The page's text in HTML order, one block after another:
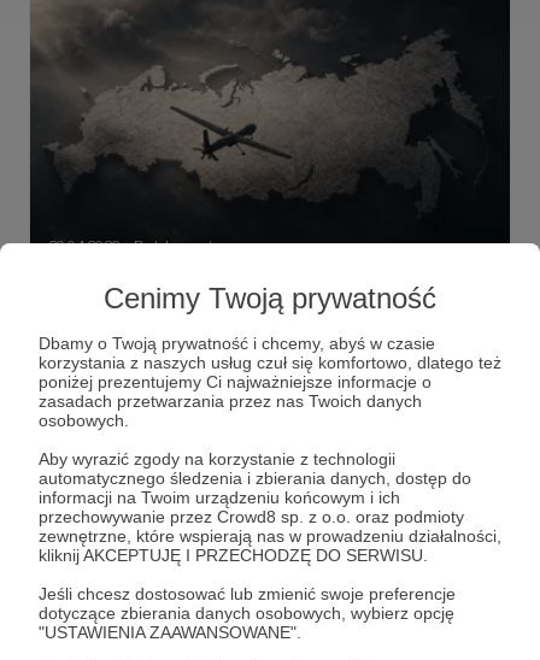
Cenimy Twoją prywatność
Dbamy o Twoją prywatność i chcemy, abyś w czasie
korzystania z naszych usług czuł się komfortowo, dlatego też
poniżej prezentujemy Ci najważniejsze informacje o
zasadach przetwarzania przez nas Twoich danych
osobowych.
Aby wyrazić zgody na korzystanie z technologii
automatycznego śledzenia i zbierania danych, dostęp do
informacji na Twoim urządzeniu końcowym i ich
przechowywanie przez Crowd8 sp. z o.o. oraz podmioty
zewnętrzne, które wspierają nas w prowadzeniu działalności,
kliknij AKCEPTUJĘ I PRZECHODZĘ DO SERWISU.
Jeśli chcesz dostosować lub zmienić swoje preferencje
dotyczące zbierania danych osobowych, wybierz opcję
"USTAWIENIA ZAAWANSOWANE".
30.04.2026 ● Brak komentarzy
Przestrzeń
gwarantuje jej przetrwanie – przestrzeń.
II wojna światowa Ural ZSRR +5